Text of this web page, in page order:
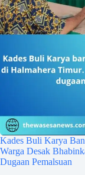
Kades Buli Karya
Warga Desak
Dugaan Pemalsuan